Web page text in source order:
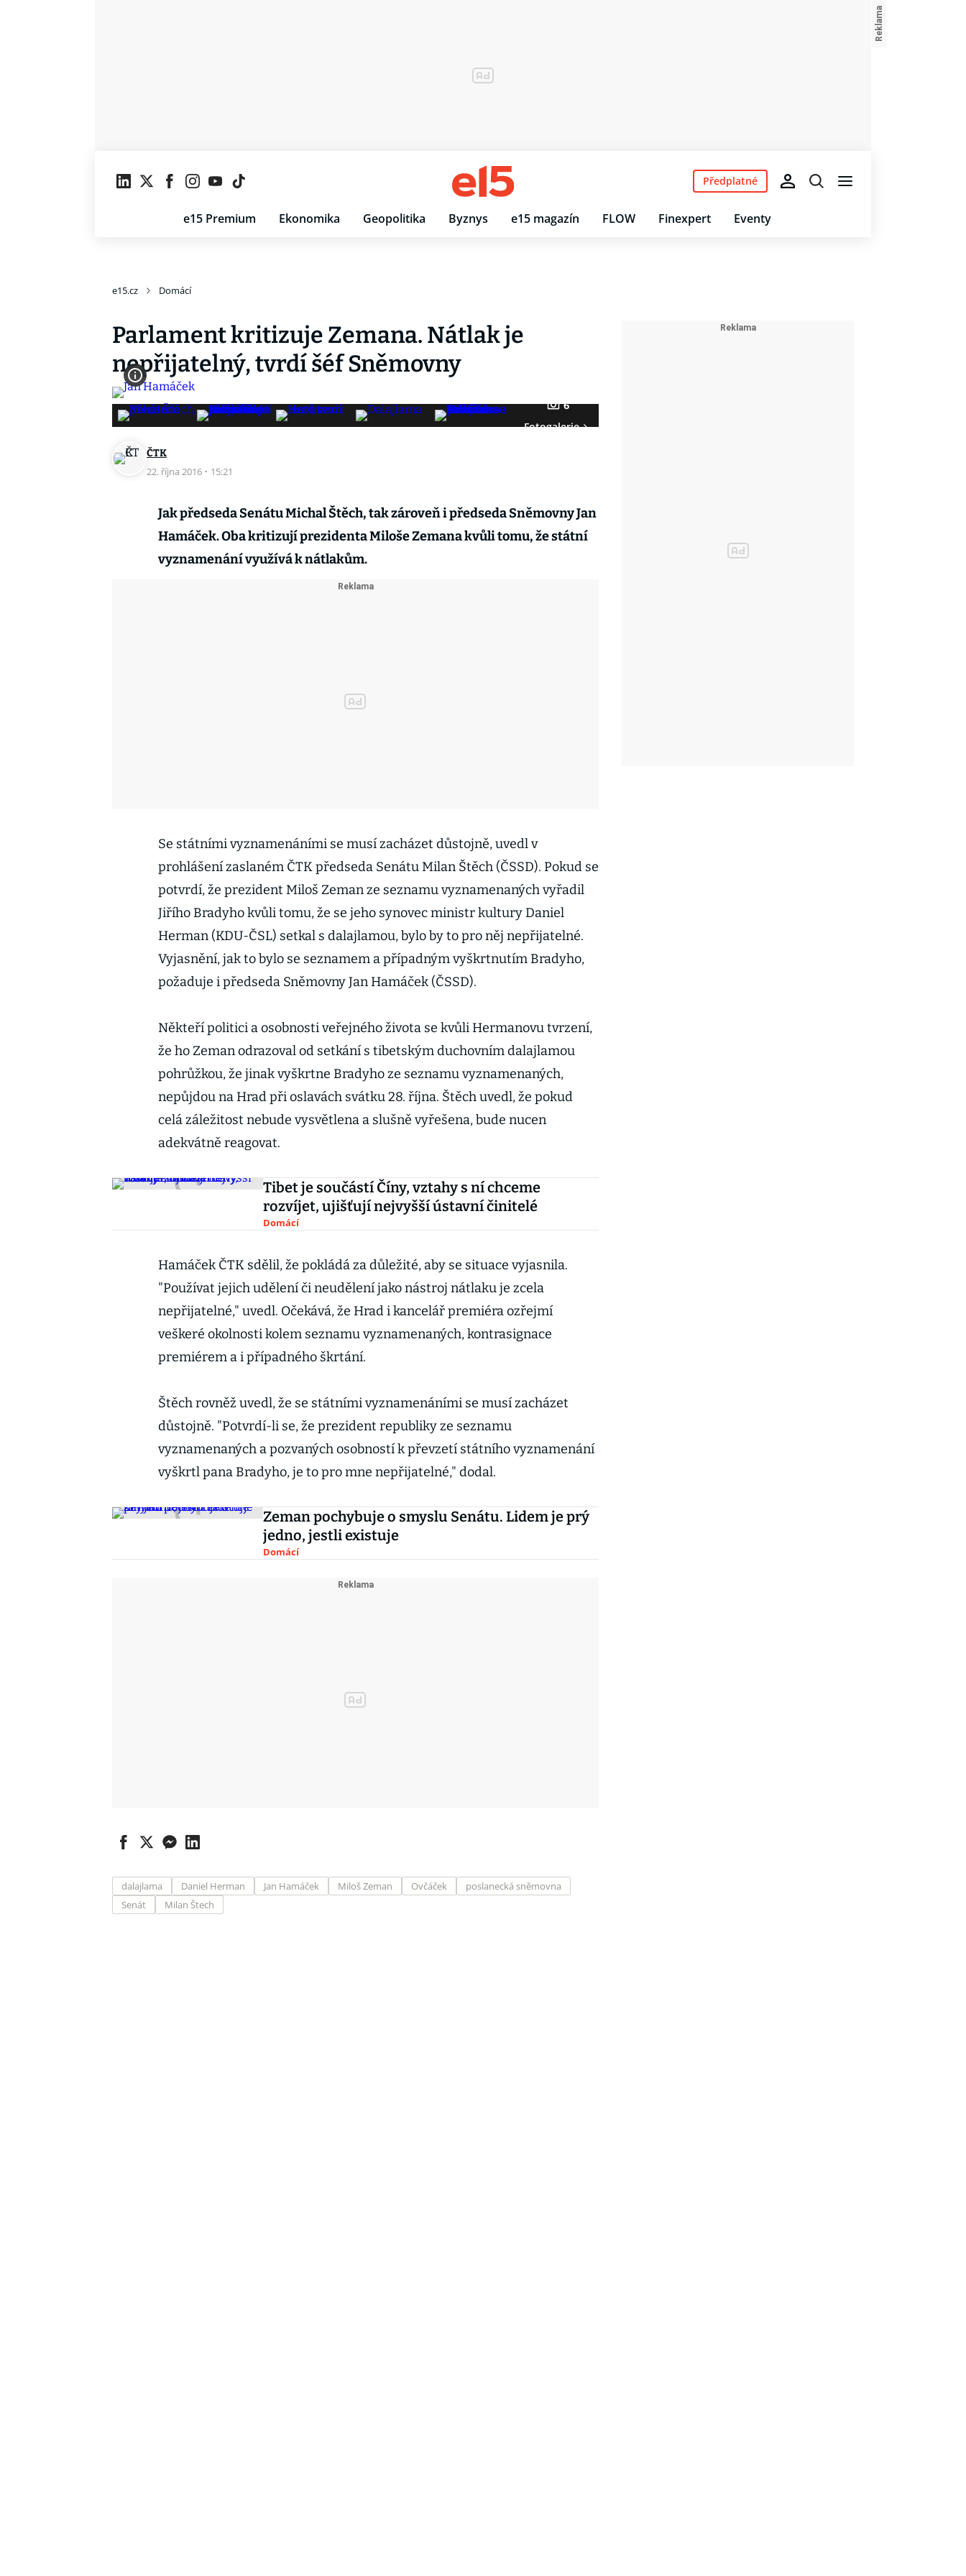
e15 Premium Ekonomika Geopolitika Byznys e15 magazín FLOW Finexpert Eventy
Předplatné
e15.cz Domácí
Parlament kritizuje Zemana. Nátlak je
nepřijatelný, tvrdí šéf Sněmovny
6
Fotogalerie
ČTK
22. října 2016 · 15:21
Jak předseda Senátu Michal Štěch, tak zároveň i předseda Sněmovny Jan
Hamáček. Oba kritizují prezidenta Miloše Zemana kvůli tomu, že státní
vyznamenání využívá k nátlakům.
Se státními vyznamenáními se musí zacházet důstojně, uvedl v
prohlášení zaslaném ČTK předseda Senátu Milan Štěch (ČSSD). Pokud se
potvrdí, že prezident Miloš Zeman ze seznamu vyznamenaných vyřadil
Jiřího Bradyho kvůli tomu, že se jeho synovec ministr kultury Daniel
Herman (KDU-ČSL) setkal s dalajlamou, bylo by to pro něj nepřijatelné.
Vyjasnění, jak to bylo se seznamem a případným vyškrtnutím Bradyho,
požaduje i předseda Sněmovny Jan Hamáček (ČSSD).
Někteří politici a osobnosti veřejného života se kvůli Hermanovu tvrzení,
že ho Zeman odrazoval od setkání s tibetským duchovním dalajlamou
pohrůžkou, že jinak vyškrtne Bradyho ze seznamu vyznamenaných,
nepůjdou na Hrad při oslavách svátku 28. října. Štěch uvedl, že pokud
celá záležitost nebude vysvětlena a slušně vyřešena, bude nucen
adekvátně reagovat.
Tibet je součástí Číny, vztahy s ní chceme
rozvíjet, ujišťují nejvyšší ústavní činitelé
Domácí
Hamáček ČTK sdělil, že pokládá za důležité, aby se situace vyjasnila.
"Používat jejich udělení či neudělení jako nástroj nátlaku je zcela
nepřijatelné," uvedl. Očekává, že Hrad i kancelář premiéra ozřejmí
veškeré okolnosti kolem seznamu vyznamenaných, kontrasignace
premiérem a i případného škrtání.
Štěch rovněž uvedl, že se státními vyznamenáními se musí zacházet
důstojně. "Potvrdí-li se, že prezident republiky ze seznamu
vyznamenaných a pozvaných osobností k převzetí státního vyznamenání
vyškrtl pana Bradyho, je to pro mne nepřijatelné," dodal.
Zeman pochybuje o smyslu Senátu. Lidem je prý
jedno, jestli existuje
Domácí
dalajlama Daniel Herman Jan Hamáček Miloš Zeman Ovčáček
poslanecká sněmovna
Senát
Milan Štech